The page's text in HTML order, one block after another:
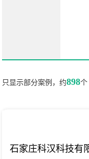
只显示部分案例，约898个
石家庄科汉科技有